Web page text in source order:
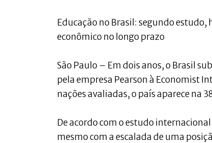
Educação no Brasil: segundo estudo,
econômico no longo prazo
São Paulo – Em dois anos, o Brasil
pela empresa Pearson à Economist
nações avaliadas, o país aparece na
De acordo com o estudo
mesmo com a escalada de uma